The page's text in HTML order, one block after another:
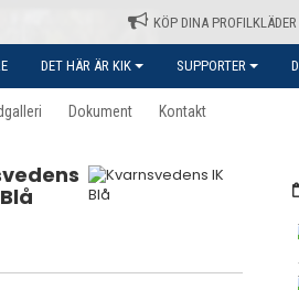
KÖP DINA
DET HÄR ÄR KIK SUPPORTER
Dokument Kontakt